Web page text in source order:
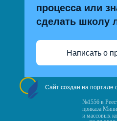
процесса или
сделать школу
Написать о
Сайт создан на
№1556 в
приказа
и массовых